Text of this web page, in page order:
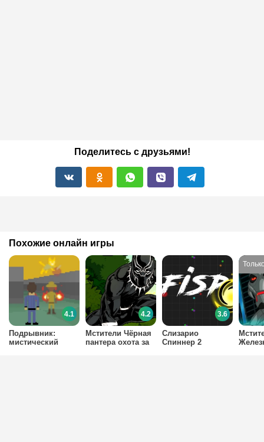
Поделитесь с друзьями!
Похожие онлайн игры
Подрывник:
мистический
4.1
Мстители Чёрная
пантера охота за
4.2
Слизарио
Спиннер 2
3.6